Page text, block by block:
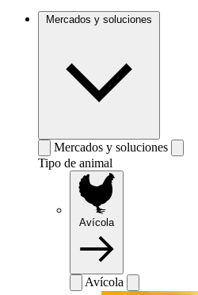
Mercados y soluciones
Mercados y soluciones
Tipo de animal
Avícola
Avícola